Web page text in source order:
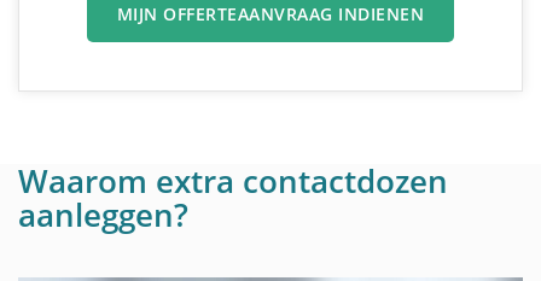
MIJN OFFERTEAANVRAAG INDIENEN
Waarom extra contactdozen
aanleggen?